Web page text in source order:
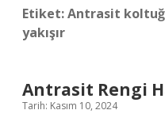
Etiket:Antrasit
yakışır
Antrasit Rengi
Tarih: Kasım 10, 2024